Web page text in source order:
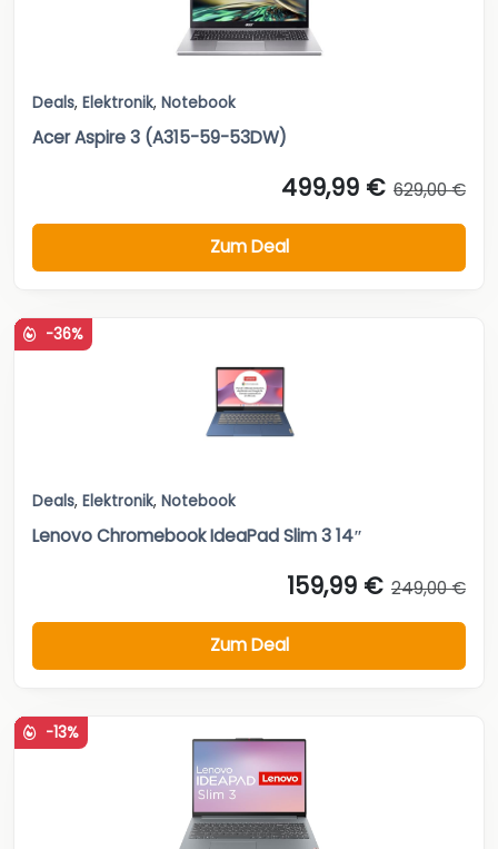
Deals, Elektronik, Notebook
Acer Aspire 3 (A315-59-53DW)
499,99 € 629,00 €
Zum Deal
-36%
Deals, Elektronik, Notebook
Lenovo Chromebook IdeaPad Slim 3 14″
159,99 € 249,00 €
Zum Deal
-13%